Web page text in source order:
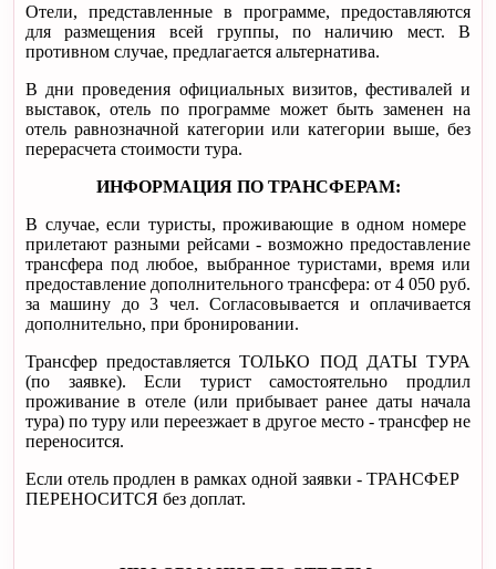
Отели, представленные в программе, предоставляются
для размещения всей группы, по наличию мест. В
противном случае, предлагается альтернатива.
В дни проведения официальных визитов, фестивалей и
выставок, отель по программе может быть заменен на
отель равнозначной категории или категории выше, без
перерасчета стоимости тура.
ИНФОРМАЦИЯ ПО ТРАНСФЕРАМ:
В случае, если туристы, проживающие в одном номере
прилетают разными рейсами - возможно предоставление
трансфера под любое, выбранное туристами, время или
предоставление дополнительного трансфера: от 4 050 руб.
за машину до 3 чел. Согласовывается и оплачивается
дополнительно, при бронировании.
Трансфер предоставляется ТОЛЬКО ПОД ДАТЫ ТУРА
(по заявке). Если турист самостоятельно продлил
проживание в отеле (или прибывает ранее даты начала
тура) по туру или переезжает в другое место - трансфер не
переносится.
Если отель продлен в рамках одной заявки - ТРАНСФЕР
ПЕРЕНОСИТСЯ без доплат.